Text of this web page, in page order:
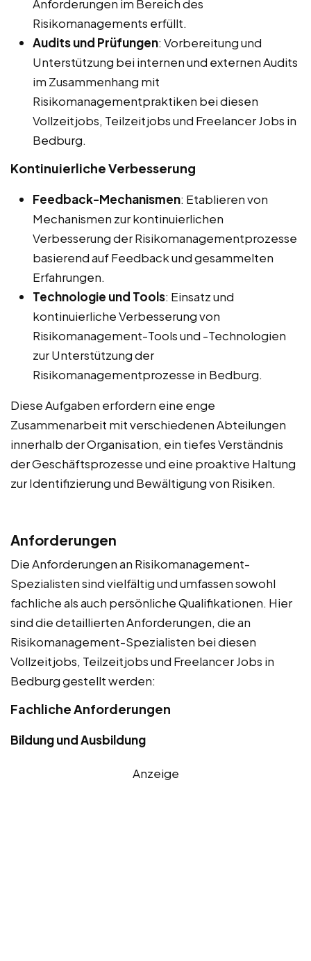
Anforderungen im Bereich des
Risikomanagements erfüllt.
Audits und Prüfungen: Vorbereitung und
Unterstützung bei internen und externen Audits
im Zusammenhang mit
Risikomanagementpraktiken bei diesen
Vollzeitjobs, Teilzeitjobs und Freelancer Jobs in
Bedburg.
Kontinuierliche Verbesserung
Feedback-Mechanismen: Etablieren von
Mechanismen zur kontinuierlichen
Verbesserung der Risikomanagementprozesse
basierend auf Feedback und gesammelten
Erfahrungen.
Technologie und Tools: Einsatz und
kontinuierliche Verbesserung von
Risikomanagement-Tools und -Technologien
zur Unterstützung der
Risikomanagementprozesse in Bedburg.
Diese Aufgaben erfordern eine enge
Zusammenarbeit mit verschiedenen Abteilungen
innerhalb der Organisation, ein tiefes Verständnis
der Geschäftsprozesse und eine proaktive Haltung
zur Identifizierung und Bewältigung von Risiken.
Anforderungen
Die Anforderungen an Risikomanagement-
Spezialisten sind vielfältig und umfassen sowohl
fachliche als auch persönliche Qualifikationen. Hier
sind die detaillierten Anforderungen, die an
Risikomanagement-Spezialisten bei diesen
Vollzeitjobs, Teilzeitjobs und Freelancer Jobs in
Bedburg gestellt werden:
Fachliche Anforderungen
Bildung und Ausbildung
Anzeige